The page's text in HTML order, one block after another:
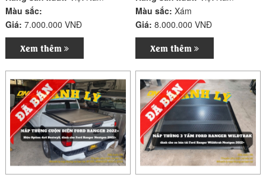
Màu sắc:
Giá:7.000.000 VNĐ
Xem thêm
Màu sắc:Xám
Giá:8.000.000 VNĐ
Xem thêm